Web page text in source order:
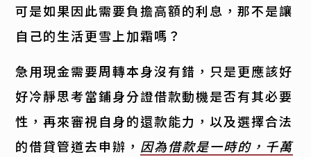
可是如果因此需要負擔高額的利息，那不是讓
自己的生活更雪上加霜嗎？
急用現金需要周轉本身沒有錯，只是更應該好
好冷靜思考當鋪身分證借款動機是否有其必要
性，再來審視自身的還款能力，以及選擇合法
的借貸管道去申辦， 因為借款是一時的，千萬